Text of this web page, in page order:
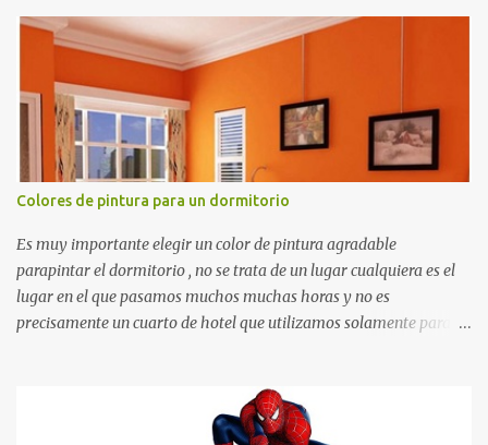
matemáticos, para decorar los cumpleaños de los niños, entre
otras cosas.
Colores de pintura para un dormitorio
Es muy importante elegir un color de pintura agradable
parapintar el dormitorio , no se trata de un lugar cualquiera es el
lugar en el que pasamos muchos muchas horas y no es
precisamente un cuarto de hotel que utilizamos solamente para
cómodo y también para nuestra vista. Te mostramos algunas
sugerencias que pueden brindar la elegancia y estilo que buscas